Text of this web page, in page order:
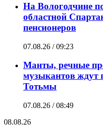
На Вологодчине
областной
пенсионеров
07.08.26 / 09:23
Манты, речные
музыкантов ждут
Тотьмы
07.08.26 / 08:49
08.08.26